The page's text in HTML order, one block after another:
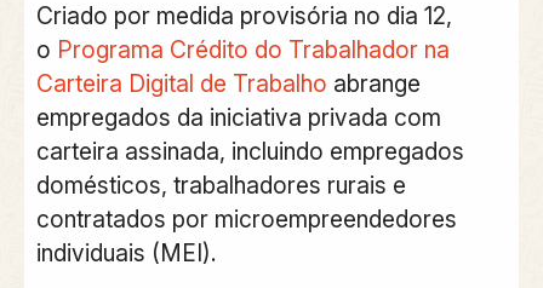
Criado por medida provisória no dia 12,
o Programa Crédito do Trabalhador na
Carteira Digital de Trabalho abrange
empregados da iniciativa privada com
carteira assinada, incluindo empregados
domésticos, trabalhadores rurais e
contratados por microempreendedores
individuais (MEI).